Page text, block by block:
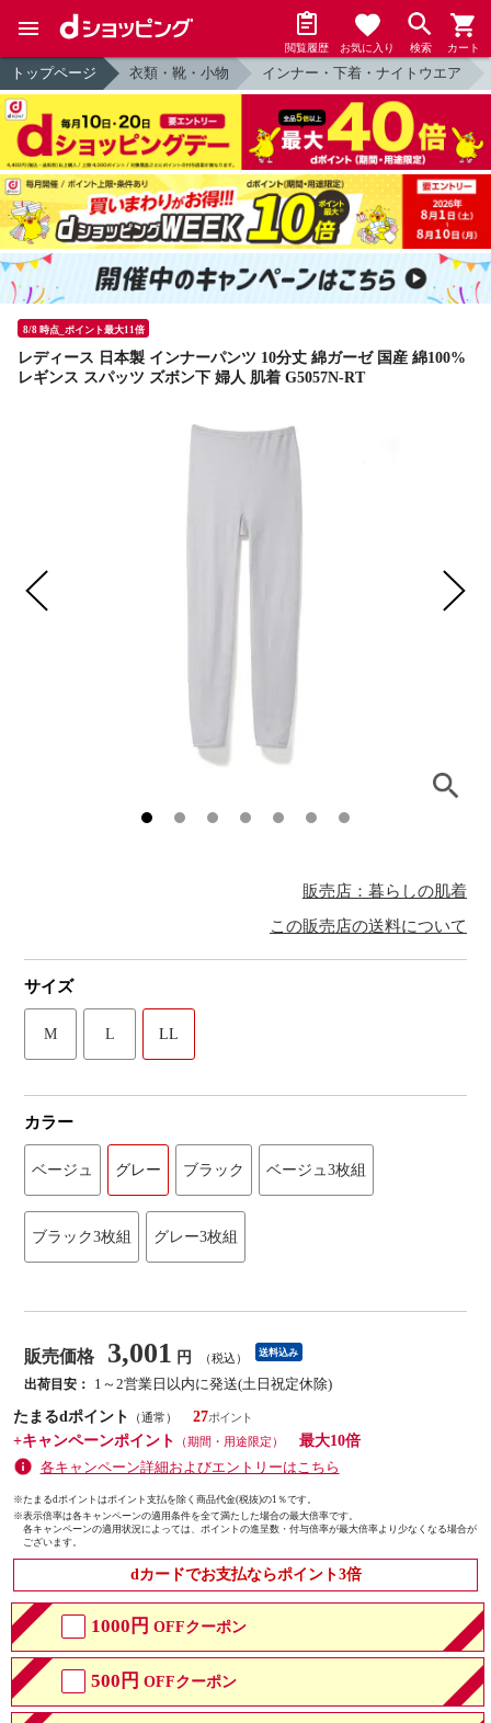
閲覧履歴 お気に入り 検索 カート
トップページ 衣類・靴・小物 インナー・下着・ナイトウエア
8/8 時点_ポイント最大11倍
レディース 日本製 インナーパンツ 10分丈 綿ガーゼ 国産 綿100%
レギンス スパッツ ズボン下 婦人 肌着 G5057N-RT
販売店：暮らしの肌着
この販売店の送料について
サイズ
M L LL
カラー
ベージュ グレー ブラック ベージュ3枚組
ブラック3枚組 グレー3枚組
販売価格 3,001 円 （税込） 送料込み
出荷目安：
1～2営業日以内に発送(土日祝定休除)
たまるdポイント
（通常）
27
+キャンペーンポイント
（期間・用途限定）
最大10倍
各キャンペーン詳細およびエントリーはこちら
※たまるdポイントはポイント支払を除く商品代金(税抜)の1％です。
※表示倍率は各キャンペーンの適用条件を全て満たした場合の最大倍率です。
各キャンペーンの適用状況によっては、ポイントの進呈数・付与倍率が最大倍率より少なくなる場合が
ございます。
dカードでお支払ならポイント3倍
1000円 OFFクーポン
500円 OFFクーポン